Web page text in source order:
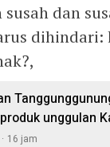
susah dan
dihindari:
unggulan
16 jam